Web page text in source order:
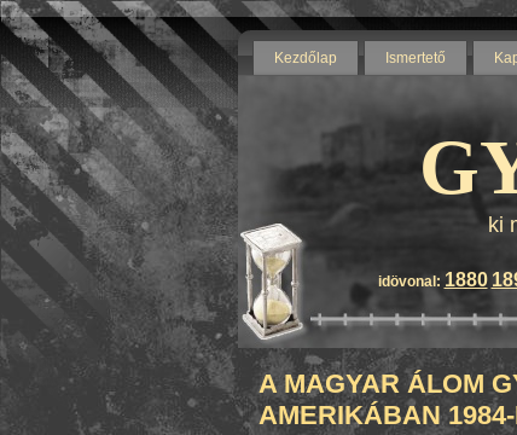
Kezdőlap Ismertető
ki
idövonal: 1880
A MAGYAR ÁLOM
AMERIKÁBAN